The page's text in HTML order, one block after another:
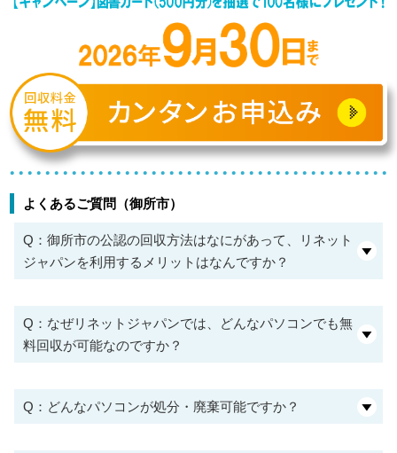
よくあるご質問（御所市）
Q：御所市の公認の回収方法はなにがあって、リネット
ジャパンを利用するメリットはなんですか？
Q：なぜリネットジャパンでは、どんなパソコンでも無
料回収が可能なのですか？
Q：どんなパソコンが処分・廃棄可能ですか？